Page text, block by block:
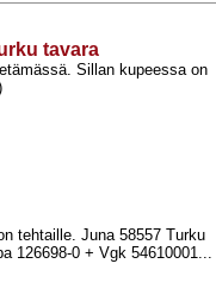
tavara
Sillan kupeessa on
tehtaille. Juna 58557 Turku
126698-​0 +​ Vgk 54610001...